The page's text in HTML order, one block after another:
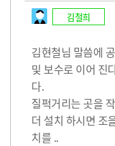
김철희
김현철님 말씀에
및 보수로 이어 진
다.
질퍽거리는 곳을
더 설치 하시면 조
치를 ..